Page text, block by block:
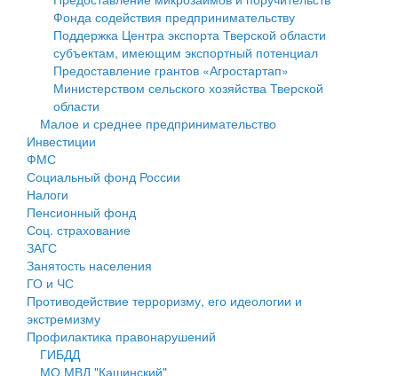
Образование
Здравоохранение
Социальная защита
Фотоальбом
Работа с обращениями граждан
Муниципальный контроль
Муниципальные услуги
Проекты административных регламентов
Антимонопольный комплаенс
Противодействие коррупции
Имущественная поддержка субъектов малого и
среднего предпринимательства
Информационная поддержка субъектов малого и
среднего предпринимательства
Муниципальные программы
Контрольно-счетная палата
Персональные данные
Оценка регулирующего воздействия
Деятельность МУ
Нормативы градостроительного проектирования
Фонда содействия предпринимательству
Поддержка Центра экспорта Тверской области
субъектам, имеющим экспортный потенциал
Предоставление грантов «Агростартап»
Министерством сельского хозяйства Тверской
области
Малое и среднее предпринимательство
Инвестиции
ФМС
Социальный фонд России
Налоги
Пенсионный фонд
Соц. страхование
ЗАГС
Занятость населения
ГО и ЧС
Противодействие терроризму, его идеологии и
экстремизму
Профилактика правонарушений
ГИБДД
МО МВД "Кашинский"